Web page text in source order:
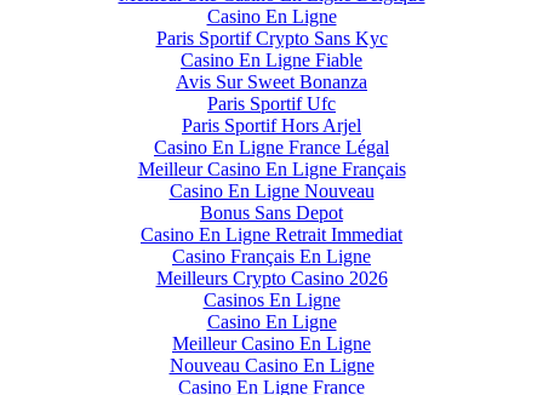
Casino En Ligne
Paris Sportif Crypto Sans Kyc
Casino En Ligne Fiable
Avis Sur Sweet Bonanza
Paris Sportif Ufc
Paris Sportif Hors Arjel
Casino En Ligne France Légal
Meilleur Casino En Ligne Français
Casino En Ligne Nouveau
Bonus Sans Depot
Casino En Ligne Retrait Immediat
Casino Français En Ligne
Meilleurs Crypto Casino 2026
Casinos En Ligne
Casino En Ligne
Meilleur Casino En Ligne
Nouveau Casino En Ligne
Casino En Ligne France